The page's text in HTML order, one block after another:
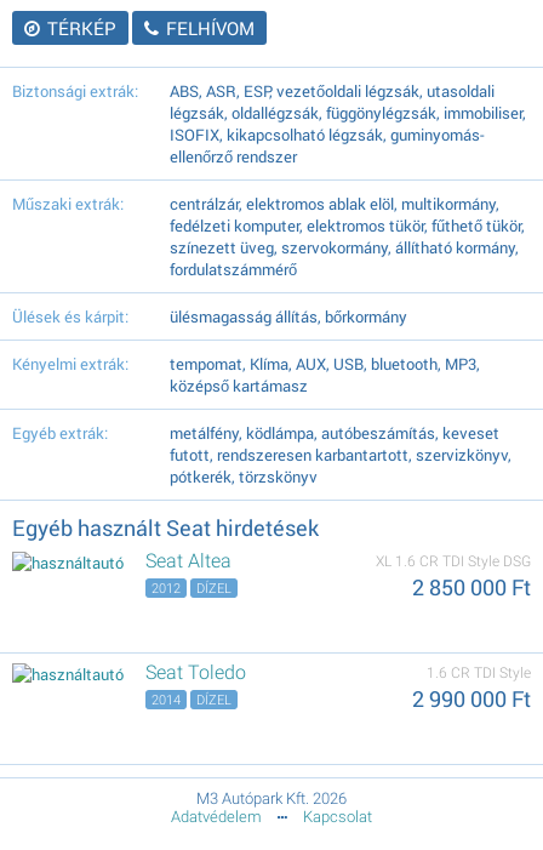
TÉRKÉP FELHÍVOM
Biztonsági extrák:
ABS, ASR, ESP, vezetőoldali légzsák, utasoldali
légzsák, oldallégzsák, függönylégzsák, immobiliser,
ISOFIX, kikapcsolható légzsák, guminyomás-
ellenőrző rendszer
Műszaki extrák:
centrálzár, elektromos ablak elöl, multikormány,
fedélzeti komputer, elektromos tükör, fűthető tükör,
színezett üveg, szervokormány, állítható kormány,
fordulatszámmérő
Ülések és kárpit: ülésmagasság állítás, bőrkormány
Kényelmi extrák:
tempomat, Klíma, AUX, USB, bluetooth, MP3,
középső kartámasz
Egyéb extrák:
metálfény, ködlámpa, autóbeszámítás, keveset
futott, rendszeresen karbantartott, szervizkönyv,
pótkerék, törzskönyv
Egyéb használt Seat hirdetések
Seat Altea XL 1.6 CR TDI Style DSG
2 850 000 Ft
2012 DÍZEL
Seat Toledo 1.6 CR TDI Style
2 990 000 Ft
2014 DÍZEL
M3 Autópark Kft. 2026
Adatvédelem
Kapcsolat